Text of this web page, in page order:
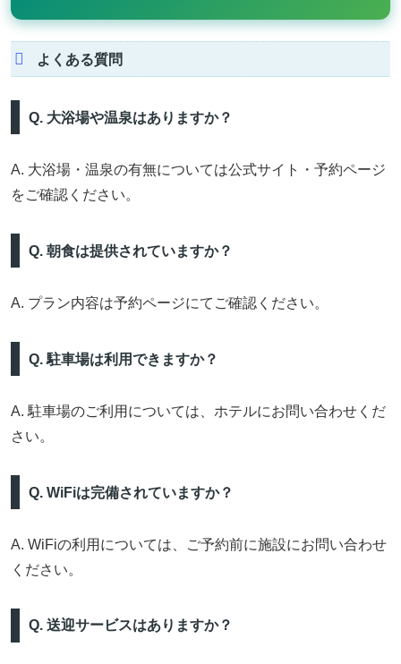
よくある質問
Q. 大浴場や温泉はありますか？
A. 大浴場・温泉の有無については公式サイト・予約ページ
をご確認ください。
Q. 朝食は提供されていますか？
A. プラン内容は予約ページにてご確認ください。
Q. 駐車場は利用できますか？
A. 駐車場のご利用については、ホテルにお問い合わせくだ
さい。
Q. WiFiは完備されていますか？
A. WiFiの利用については、ご予約前に施設にお問い合わせ
ください。
Q. 送迎サービスはありますか？